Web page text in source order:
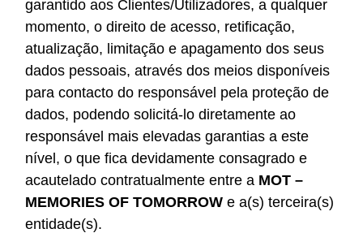
garantido aos Clientes/Utilizadores, a qualquer
momento, o direito de acesso, retificação,
atualização, limitação e apagamento dos seus
dados pessoais, através dos meios disponíveis
para contacto do responsável pela proteção de
dados, podendo solicitá-lo diretamente ao
responsável mais elevadas garantias a este
nível, o que fica devidamente consagrado e
acautelado contratualmente entre a MOT –
MEMORIES OF TOMORROW e a(s) terceira(s)
entidade(s).